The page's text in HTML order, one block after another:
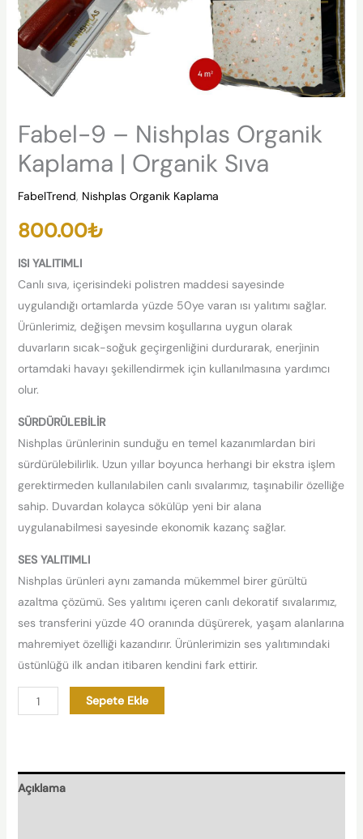
Fabel-9 – Nishplas Organik
Kaplama | Organik Sıva
FabelTrend, Nishplas Organik Kaplama
800.00₺
ISI YALITIMLI
Canlı sıva, içerisindeki polistren maddesi sayesinde
uygulandığı ortamlarda yüzde 50ye varan ısı yalıtımı sağlar.
Ürünlerimiz, değişen mevsim koşullarına uygun olarak
duvarların sıcak-soğuk geçirgenliğini durdurarak, enerjinin
ortamdaki havayı şekillendirmek için kullanılmasına yardımcı
olur.
SÜRDÜRÜLEBİLİR
Nishplas ürünlerinin sunduğu en temel kazanımlardan biri
sürdürülebilirlik. Uzun yıllar boyunca herhangi bir ekstra işlem
gerektirmeden kullanılabilen canlı sıvalarımız, taşınabilir özelliğe
sahip. Duvardan kolayca sökülüp yeni bir alana
uygulanabilmesi sayesinde ekonomik kazanç sağlar.
SES YALITIMLI
Nishplas ürünleri aynı zamanda mükemmel birer gürültü
azaltma çözümü. Ses yalıtımı içeren canlı dekoratif sıvalarımız,
ses transferini yüzde 40 oranında düşürerek, yaşam alanlarına
mahremiyet özelliği kazandırır. Ürünlerimizin ses yalıtımındaki
üstünlüğü ilk andan itibaren kendini fark ettirir.
Sepete Ekle
Açıklama